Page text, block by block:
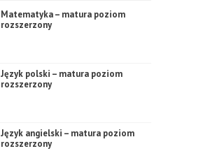
Matematyka – matura poziom
rozszerzony
Język polski – matura poziom
rozszerzony
Język angielski – matura poziom
rozszerzony